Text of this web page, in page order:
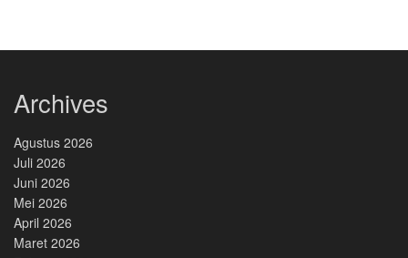
Archives
Agustus 2026
Juli 2026
Juni 2026
Mei 2026
April 2026
Maret 2026